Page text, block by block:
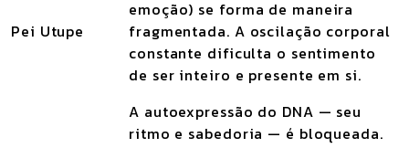
Pei Utupe
emoção) se forma de maneira
fragmentada. A oscilação corporal
constante dificulta o sentimento
de ser inteiro e presente em si.
A autoexpressão do DNA — seu
ritmo e sabedoria — é bloqueada.